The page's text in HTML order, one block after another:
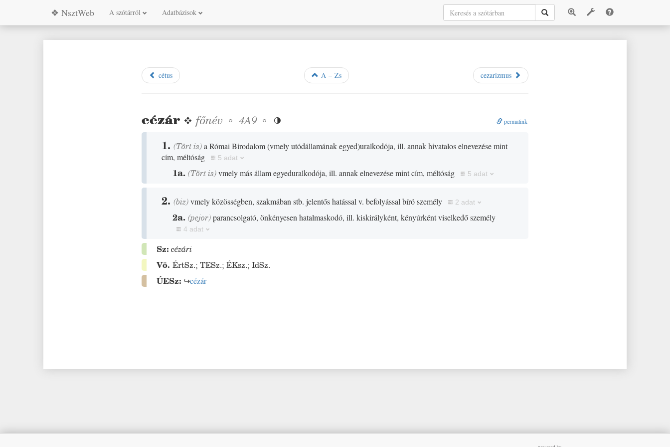
❖ NsztWeb A szótárról Adatbázisok
cétus A – Zs cezarizmus
cézár ❖főnév ◦ 4A9 ◦  permalink
1.(Törtis) a Római Birodalom(vmely utódállamának egyed)uralkodója, ill. annak hivatalos elnevezése mint
cím, méltóság
5 adat
1a.(Törtis) vmely más állam egyeduralkodója, ill. annak elnevezése mint cím, méltóság 5 adat
2.(biz) vmely közösségben, szakmában stb. jelentős hatással v. befolyással bíró személy 2 adat
2a.(pejor) parancsolgató, önkényesen hatalmaskodó, ill. kiskirályként, kényúrként viselkedő személy
4 adat
Sz: cézári
Vö.ÉrtSz.;TESz.;ÉKsz.;IdSz.
ÚESz: ↪cézár